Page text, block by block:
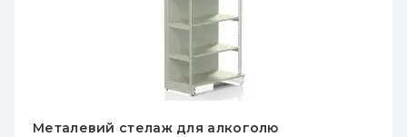
Металевий стелаж для алкоголю